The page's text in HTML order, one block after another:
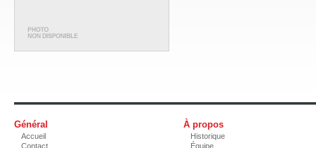
Général
Accueil
Contact
À propos
Historique
Équipe